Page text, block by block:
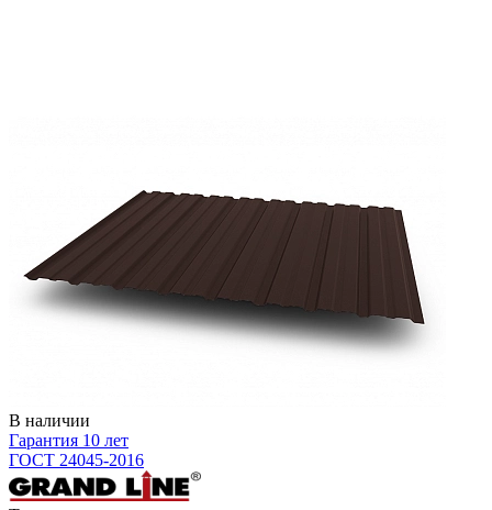
В наличии
Гарантия 10 лет
ГОСТ 24045-2016